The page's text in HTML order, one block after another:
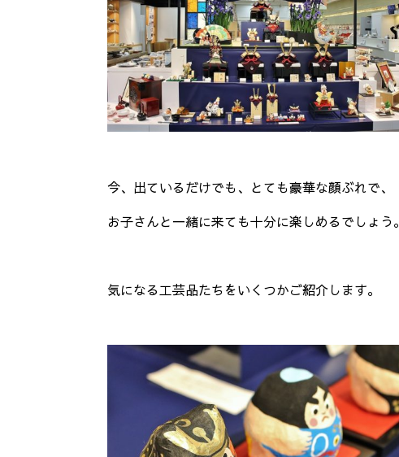
今、出ているだけでも、とても豪華な顔ぶれで、
お子さんと一緒に来ても十分に楽しめるでしょう。
気になる工芸品たちをいくつかご紹介します。